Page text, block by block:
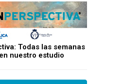
Todas las semanas
nuestro estudio